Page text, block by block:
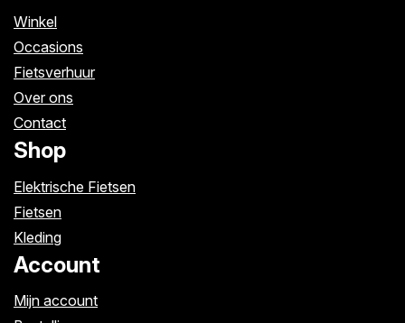
Winkel
Occasions
Fietsverhuur
Over ons
Contact
Shop
Elektrische Fietsen
Fietsen
Kleding
Account
Mijn account